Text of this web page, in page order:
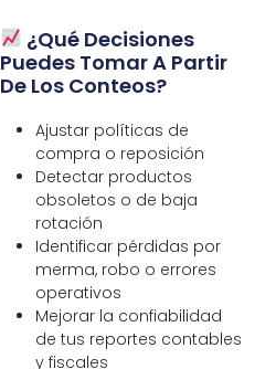
¿Qué Decisiones
Puedes Tomar A Partir
De Los Conteos?
Ajustar políticas de
compra o reposición
Detectar productos
obsoletos o de baja
rotación
Identificar pérdidas por
merma, robo o errores
operativos
Mejorar la confiabilidad
de tus reportes contables
y fiscales